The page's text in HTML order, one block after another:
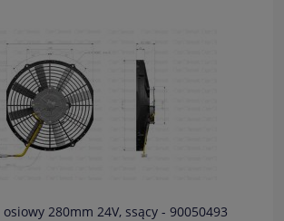
280mm 24V, ssący - 90050493